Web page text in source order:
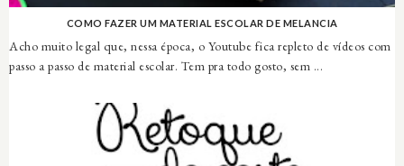
COMO FAZER UM MATERIAL ESCOLAR DE MELANCIA
Acho muito legal que, nessa época, o Youtube fica repleto de vídeos com
passo a passo de material escolar. Tem pra todo gosto, sem ...